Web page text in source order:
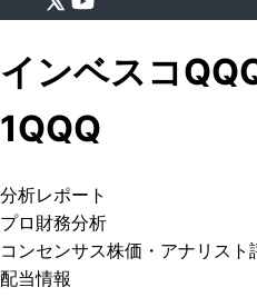
インベスコ
1QQQ
分析レポート
プロ 財務分析
コンセンサス株価 ・アナリスト
配当情報